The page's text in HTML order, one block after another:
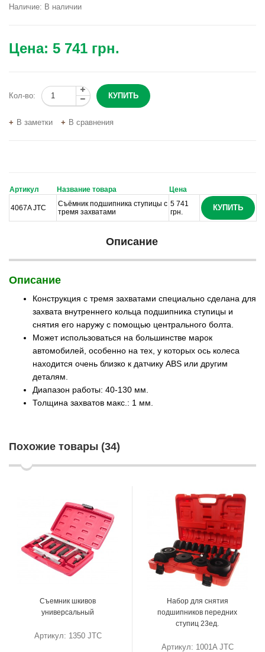
Наличие: В наличии
Цена: 5 741 грн.
Кол-во:
В заметки В сравнения
Артикул Название товара Цена
4067A JTC
Съёмник подшипника ступицы с
тремя захватами
5 741
грн.
КУПИТЬ
Описание
Описание
Конструкция с тремя захватами специально сделана для
захвата внутреннего кольца подшипника ступицы и
снятия его наружу с помощью центрального болта.
Может использоваться на большинстве марок
автомобилей, особенно на тех, у которых ось колеса
находится очень близко к датчику ABS или другим
деталям.
Диапазон работы: 40-130 мм.
Толщина захватов макс.: 1 мм.
Похожие товары (34)
Съемник шкивов
универсальный
Артикул: 1350 JTC
Набор для снятия
подшипников передних
ступиц 23ед.
Артикул: 1001A JTC